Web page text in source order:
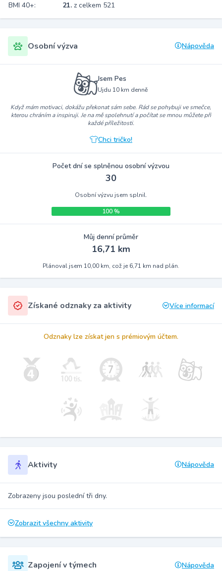
BMI 40+:
21. z celkem 521
Osobní výzva Nápověda
Jsem Pes
Ujdu 10 km denně
Když mám motivaci, dokážu překonat sám sebe. Rád se pohybuji ve smečce,
kterou chráním a inspiruji. Je na mě spolehnutí a počítat se mnou můžete při
každé příležitosti.
Chci tričko!
Počet dní se splněnou osobní výzvou
30
Osobní výzvu jsem splnil.
100 %
Můj denní průměr
16,71 km
Plánoval jsem 10,00 km, což je 6,71 km nad plán.
Získané odznaky za aktivity Více informací
Odznaky lze získat jen s prémiovým účtem.
Aktivity Nápověda
Zobrazeny jsou poslední tři dny.
Zobrazit všechny aktivity
Zapojení v týmech Nápověda